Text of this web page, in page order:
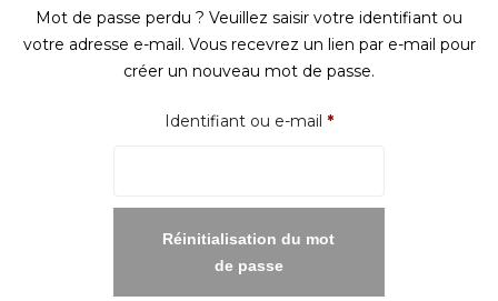
Mot de passe perdu ? Veuillez saisir votre identifiant ou
votre adresse e-mail. Vous recevrez un lien par e-mail pour
créer un nouveau mot de passe.
Identifiant ou e-mail *Obligatoire
Réinitialisation du mot
de passe